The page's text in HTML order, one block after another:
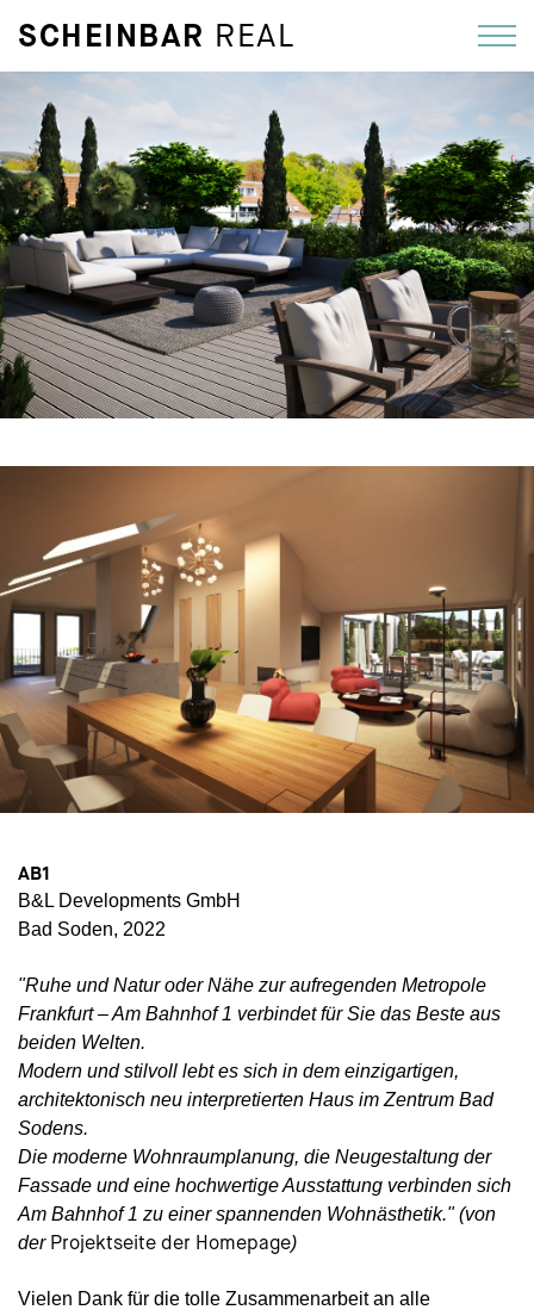
SCHEINBAR REAL
AB1
B&L Developments GmbH
Bad Soden, 2022
"Ruhe und Natur oder Nähe zur aufregenden Metropole
Frankfurt – Am Bahnhof 1 verbindet für Sie das Beste aus
beiden Welten.
Modern und stilvoll lebt es sich in dem einzigartigen,
architektonisch neu interpretierten Haus im Zentrum Bad
Sodens.
Die moderne Wohnraumplanung, die Neugestaltung der
Fassade und eine hochwertige Ausstattung verbinden sich
Am Bahnhof 1 zu einer spannenden Wohnästhetik." (von
der Projektseite der Homepage)
Vielen Dank für die tolle Zusammenarbeit an alle